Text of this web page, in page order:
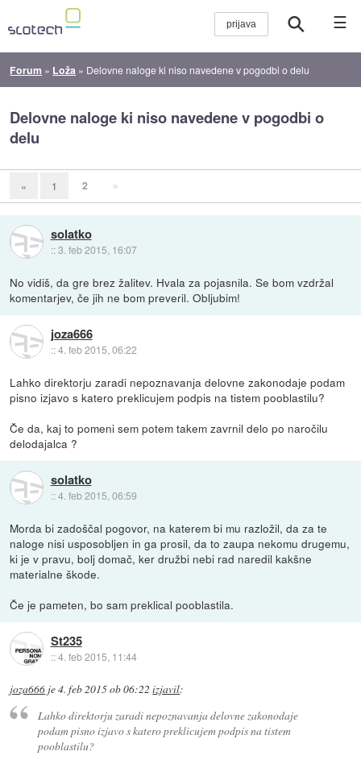
☰
Forum » Loža » Delovne naloge ki niso navedene v pogodbi o delu
Delovne naloge ki niso navedene v pogodbi o
delu
« 1 2 »
solatko
::3. feb 2015, 16:07
No vidiš, da gre brez žalitev. Hvala za pojasnila. Se bom vzdržal
komentarjev, če jih ne bom preveril. Obljubim!
joza666
::4. feb 2015, 06:22
Lahko direktorju zaradi nepoznavanja delovne zakonodaje podam
pisno izjavo s katero preklicujem podpis na tistem pooblastilu?
Če da, kaj to pomeni sem potem takem zavrnil delo po naročilu
delodajalca ?
solatko
::4. feb 2015, 06:59
Morda bi zadoščal pogovor, na katerem bi mu razložil, da za te
naloge nisi usposobljen in ga prosil, da to zaupa nekomu drugemu,
ki je v pravu, bolj domač, ker družbi nebi rad naredil kakšne
materialne škode.
Če je pameten, bo sam preklical pooblastila.
St235
::4. feb 2015, 11:44
joza666 je4. feb 2015 ob 06:22 izjavil:
Lahko direktorju zaradi nepoznavanja delovne zakonodaje
podam pisno izjavo s katero preklicujem podpis na tistem
pooblastilu?